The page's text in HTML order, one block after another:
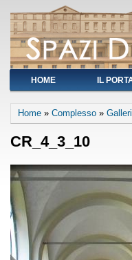
HOME IL
You are here
Home » Complesso »
CR_4_3_10